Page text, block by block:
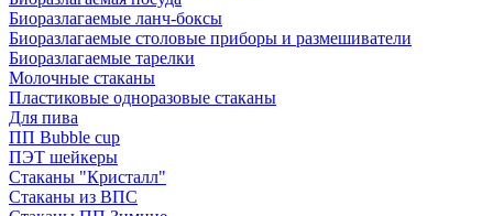
Биоразлагаемые ланч-боксы
Биоразлагаемые столовые приборы и размешиватели
Биоразлагаемые тарелки
Молочные стаканы
Пластиковые одноразовые стаканы
Для пива
ПП Bubble cup
ПЭТ шейкеры
Стаканы "Кристалл"
Стаканы из ВПС